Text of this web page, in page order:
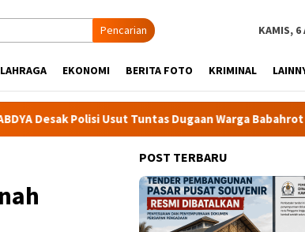
Pencarian KAMIS, 6
EKONOMI BERITA FOTO KRIMINAL
Polisi Usut Tuntas Dugaan Warga Babahrot Yang Hilang
POST TERBARU